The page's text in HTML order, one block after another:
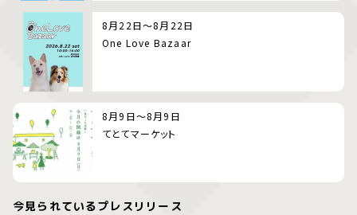
8月22日～8月22日
One Love Bazaar
8月9日～8月9日
てとてマーケット
今見られているプレスリリース